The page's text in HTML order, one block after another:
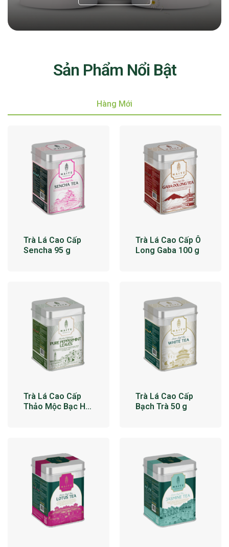
Sản Phẩm Nổi Bật
Hàng Mới
Trà Lá Cao Cấp
Sencha 95 g
Trà Lá Cao Cấp Ô
Long Gaba 100 g
Trà Lá Cao Cấp
Thảo Mộc Bạc Hà
Trà Lá Cao Cấp
Bạch Trà 50 g